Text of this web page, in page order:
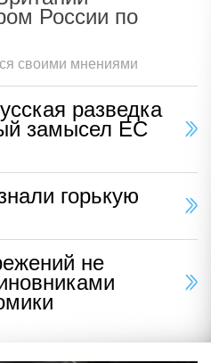
России по
своими мнениями
разведка
замысел ЕС
горькую
не